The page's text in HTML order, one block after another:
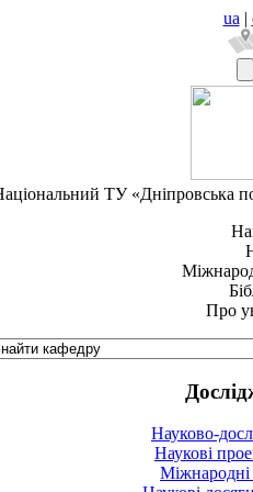
ua |
ТУ «Дніпровська
Про
Науково-
Наукові
Міжнародні